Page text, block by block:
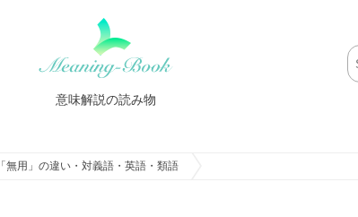
意味解説の読み物
無用」の違い・対義語・英語・類語